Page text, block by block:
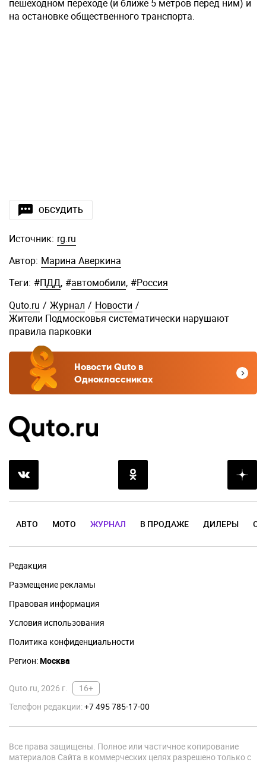
пешеходном переходе (и ближе 5 метров перед ним) и
на остановке общественного транспорта.
ОБСУДИТЬ
Источник: rg.ru
Автор: Марина Аверкина
Теги: #ПДД, #автомобили, #Россия
Quto.ru / Журнал / Новости /
Жители Подмосковья систематически нарушают
правила парковки
Новости Quto в
Одноклассниках
АВТО МОТО ЖУРНАЛ В ПРОДАЖЕ ДИЛЕРЫ
Редакция
Размещение рекламы
Правовая информация
Условия использования
Политика конфиденциальности
Регион:Москва
Quto.ru, 2026 г.
16+
Телефон редакции:+7 495 785-17-00
Все права защищены. Полное или частичное копирование
материалов Сайта в коммерческих целях разрешено только с